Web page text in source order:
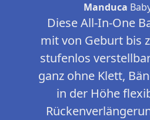
Manduca
Diese All-In-One
mit von Geburt bis
stufenlos
ganz ohne Klett,
in der Höhe